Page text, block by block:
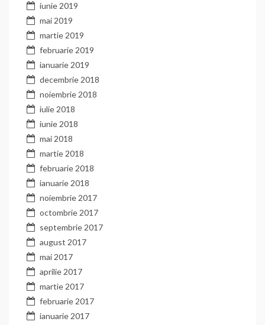
iunie 2019
mai 2019
martie 2019
februarie 2019
ianuarie 2019
decembrie 2018
noiembrie 2018
iulie 2018
iunie 2018
mai 2018
martie 2018
februarie 2018
ianuarie 2018
noiembrie 2017
octombrie 2017
septembrie 2017
august 2017
mai 2017
aprilie 2017
martie 2017
februarie 2017
ianuarie 2017